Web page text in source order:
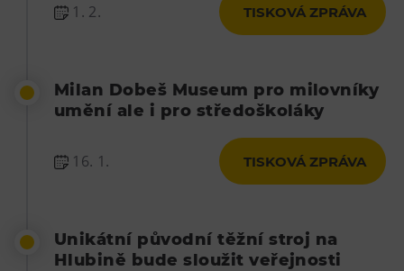
1. 2. TISKOVÁ ZPRÁVA
Milan Dobeš Museum pro milovníky
umění ale i pro středoškoláky
16. 1. TISKOVÁ ZPRÁVA
Unikátní původní těžní stroj na
Hlubině bude sloužit veřejnosti